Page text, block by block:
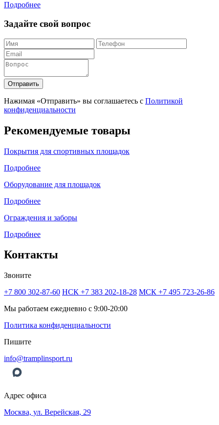
Подробнее
Задайте свой вопрос
Отправить
Нажимая «Отправить» вы соглашаетесь с Политикой
конфиденциальности
Рекомендуемые товары
Покрытия для спортивных площадок
Подробнее
Оборудование для площадок
Подробнее
Ограждения и заборы
Подробнее
Контакты
Звоните
+7 800 302-87-60 НСК +7 383 202-18-28 МСК +7 495 723-26-86
Мы работаем ежедневно с 9:00-20:00
Политика конфиденциальности
Пишите
info@tramplinsport.ru
Адрес офиса
Москва, ул. Верейская, 29